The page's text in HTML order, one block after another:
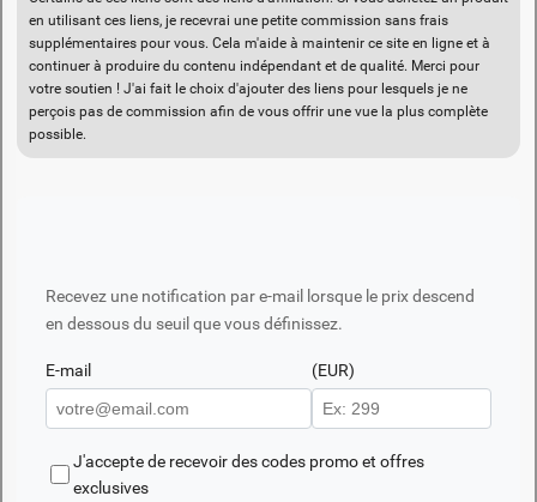
en utilisant ces liens, je recevrai une petite commission sans frais
supplémentaires pour vous. Cela m'aide à maintenir ce site en ligne et à
continuer à produire du contenu indépendant et de qualité. Merci pour
votre soutien ! J'ai fait le choix d'ajouter des liens pour lesquels je ne
perçois pas de commission afin de vous offrir une vue la plus complète
possible.
Recevez une notification par e-mail lorsque le prix descend
en dessous du seuil que vous définissez.
E-mail (EUR)
J'accepte de recevoir des codes promo et offres
exclusives